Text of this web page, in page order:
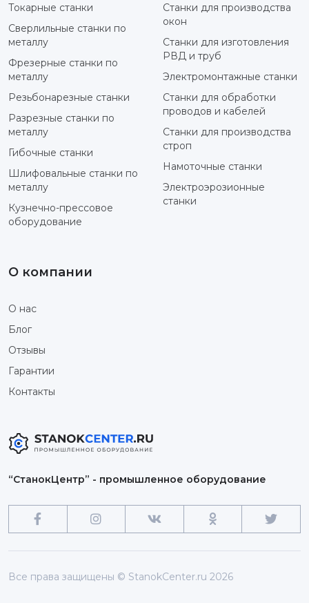
Токарные станки
Сверлильные станки по
металлу
Фрезерные станки по
металлу
Резьбонарезные станки
Разрезные станки по
металлу
Гибочные станки
Шлифовальные станки по
металлу
Кузнечно-прессовое
оборудование
Станки для производства
окон
Станки для изготовления
РВД и труб
Электромонтажные станки
Станки для обработки
проводов и кабелей
Станки для производства
строп
Намоточные станки
Электроэрозионные
станки
О компании
О нас
Блог
Отзывы
Гарантии
Контакты
“СтанокЦентр” - промышленное оборудование
Все права защищены © StanokCenter.ru 2026